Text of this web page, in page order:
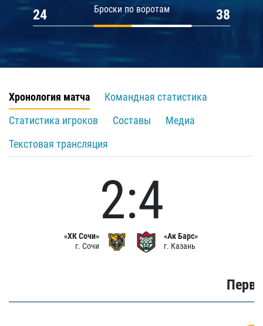
Броски по воротам
24 38
Хронология матча
Командная статистика
Статистика игроков
Составы
Медиа
Текстовая трансляция
«ХК Сочи»
г. Сочи
2:4
«Ак Барс»
г. Казань